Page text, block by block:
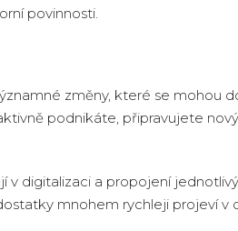
povinnosti.
změny, které se mohou
podnikáte, připravujete
v digitalizaci a propojení
mnohem rychleji projeví v